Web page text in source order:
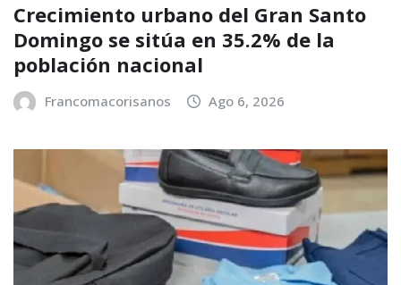
Crecimiento urbano del Gran Santo
Domingo se sitúa en 35.2% de la
población nacional
Francomacorisanos Ago 6, 2026